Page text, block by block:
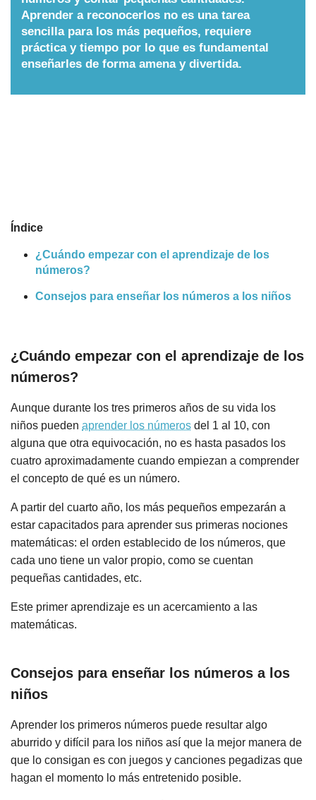
Nombres
Cuentos
Aprender a reconocerlos no es una tarea
sencilla para los más pequeños, requiere
práctica y tiempo por lo que es fundamental
enseñarles de forma amena y divertida.
Índice
¿Cuándo empezar con el aprendizaje de los
números?
Consejos para enseñar los números a los niños
¿Cuándo empezar con el aprendizaje de los
números?
Aunque durante los tres primeros años de su vida los
niños pueden aprender los números del 1 al 10, con
alguna que otra equivocación, no es hasta pasados los
cuatro aproximadamente cuando empiezan a comprender
el concepto de qué es un número.
A partir del cuarto año, los más pequeños empezarán a
estar capacitados para aprender sus primeras nociones
matemáticas: el orden establecido de los números, que
cada uno tiene un valor propio, como se cuentan
pequeñas cantidades, etc.
Este primer aprendizaje es un acercamiento a las
matemáticas.
Consejos para enseñar los números a los
niños
Aprender los primeros números puede resultar algo
aburrido y difícil para los niños así que la mejor manera de
que lo consigan es con juegos y canciones pegadizas que
hagan el momento lo más entretenido posible.